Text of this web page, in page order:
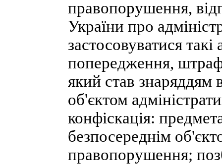
правопорушення,
України про
застосовуватися такі
попередження,
який став знаряддям
об'єктом
конфіскація:
безпосереднім
правопорушення;